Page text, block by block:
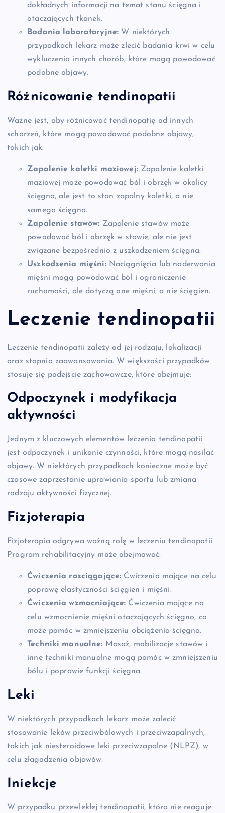
dokładnych informacji na temat stanu ścięgna i
otaczających tkanek.
Badania laboratoryjne: W niektórych
przypadkach lekarz może zlecić badania krwi w celu
wykluczenia innych chorób, które mogą powodować
podobne objawy.
Różnicowanie tendinopatii
Ważne jest, aby różnicować tendinopatię od innych
schorzeń, które mogą powodować podobne objawy,
takich jak:
Zapalenie kaletki maziowej:Zapalenie kaletki
maziowej może powodować ból i obrzęk w okolicy
ścięgna, ale jest to stan zapalny kaletki, a nie
samego ścięgna.
Zapalenie stawów: Zapalenie stawów może
powodować ból i obrzęk w stawie, ale nie jest
związane bezpośrednio z uszkodzeniem ścięgna.
Uszkodzenia mięśni:Naciągnięcia lub naderwania
mięśni mogą powodować ból i ograniczenie
ruchomości, ale dotyczą one mięśni, a nie ścięgien.
Leczenie tendinopatii
Leczenie tendinopatii zależy od jej rodzaju, lokalizacji
oraz stopnia zaawansowania. W większości przypadków
stosuje się podejście zachowawcze, które obejmuje:
Odpoczynek i modyfikacja
aktywności
Jednym z kluczowych elementów leczenia tendinopatii
jest odpoczynek i unikanie czynności, które mogą nasilać
objawy. W niektórych przypadkach konieczne może być
czasowe zaprzestanie uprawiania sportu lub zmiana
rodzaju aktywności fizycznej.
Fizjoterapia
Fizjoterapia odgrywa ważną rolę w leczeniu tendinopatii.
Program rehabilitacyjny może obejmować:
Ćwiczenia rozciągające: Ćwiczenia mające na celu
poprawę elastyczności ścięgien i mięśni.
Ćwiczenia wzmacniające: Ćwiczenia mające na
celu wzmocnienie mięśni otaczających ścięgno, co
może pomóc w zmniejszeniu obciążenia ścięgna.
Techniki manualne: Masaż, mobilizacje stawów i
inne techniki manualne mogą pomóc w zmniejszeniu
bólu i poprawie funkcji ścięgna.
Leki
W niektórych przypadkach lekarz może zalecić
stosowanie leków przeciwbólowych i przeciwzapalnych,
takich jak niesteroidowe leki przeciwzapalne (NLPZ), w
celu złagodzenia objawów.
Iniekcje
W przypadku przewlekłej tendinopatii, która nie reaguje